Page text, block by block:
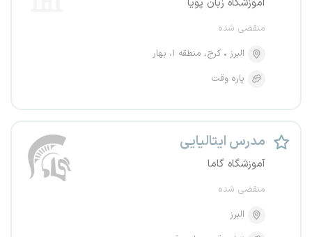
منقضی شده
البرز
کرج، منطقه ۱، بهار
پاره وقت
مدرس ایتالیایی
آموزشگاه گاما
منقضی شده
البرز